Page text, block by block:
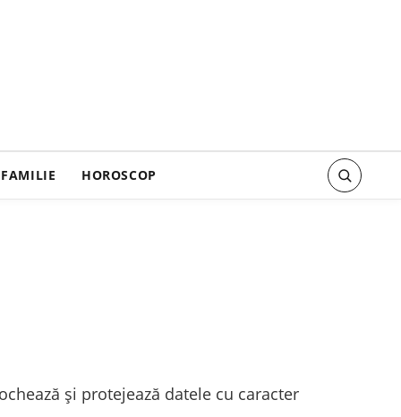
FAMILIE HOROSCOP
și protejează datele cu caracter